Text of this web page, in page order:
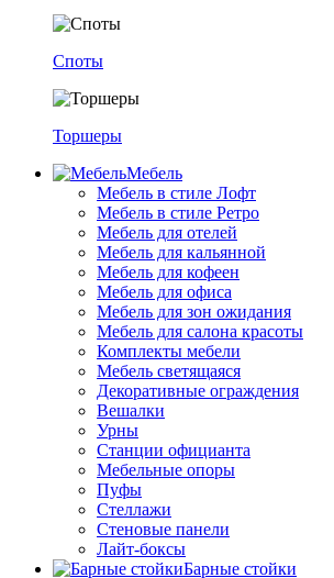
Споты
Торшеры
Мебель
Мебель в стиле Лофт
Мебель в стиле Ретро
Мебель для отелей
Мебель для кальянной
Мебель для кофеен
Мебель для офиса
Мебель для зон ожидания
Мебель для салона красоты
Комплекты мебели
Мебель светящаяся
Декоративные ограждения
Вешалки
Урны
Станции официанта
Мебельные опоры
Пуфы
Стеллажи
Стеновые панели
Лайт-боксы
Барные стойки